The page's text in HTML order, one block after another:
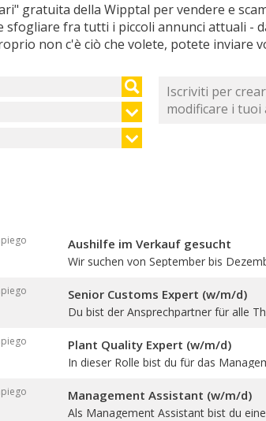
gratuita della Wipptal per vendere e
fra tutti i piccoli annunci attuali -
non c'è ciò che volete, potete inviare
Iscriviti per
modificare i
Aushilfe im Verkauf gesucht
Wir suchen von September bis
Senior Customs Expert (w/m/d)
Du bist der Ansprechpartner für alle
Plant Quality Expert (w/m/d)
In dieser Rolle bist du für das
Management Assistant (w/m/d)
Als Management Assistant bist du eine